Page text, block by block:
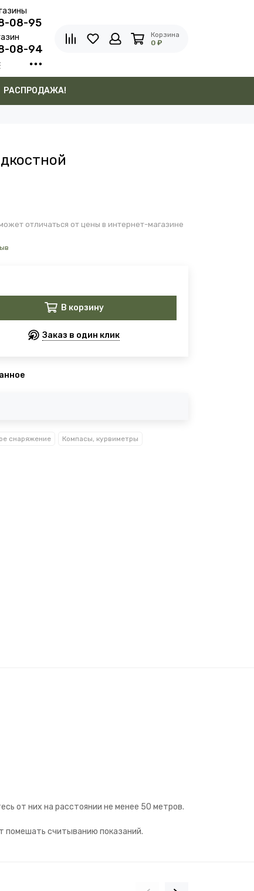
08-95
08-94
Корзина
0 ₽
РАСПРОДАЖА!
отличаться от цены в интернет-магазине
В корзину
Заказ в один клик
снаряжение Компасы, курвиметры
от них на расстоянии не менее 50 метров.
помешать считыванию показаний.